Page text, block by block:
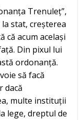
Trenuleț”,
stat, creșterea
că acum același
Din pixul lui
ordonanță.
să facă
dacă
multe instituții
lege, dreptul de